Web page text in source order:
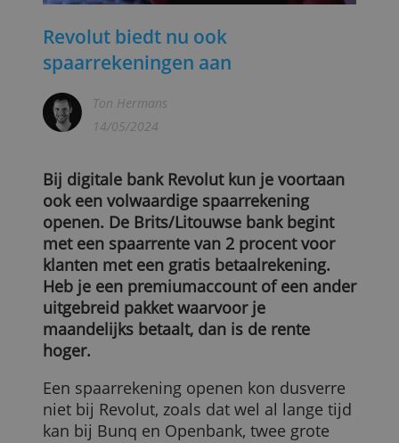
Revolut biedt nu ook
spaarrekeningen aan
14/05/2024
Bij digitale bank Revolut kun je voortaan
ook een volwaardige spaarrekening
openen. De Brits/Litouwse bank begint
met een spaarrente van 2 procent voor
klanten met een gratis betaalrekening.
uitgebreid pakket waarvoor je
maandelijks betaalt, dan is de rente